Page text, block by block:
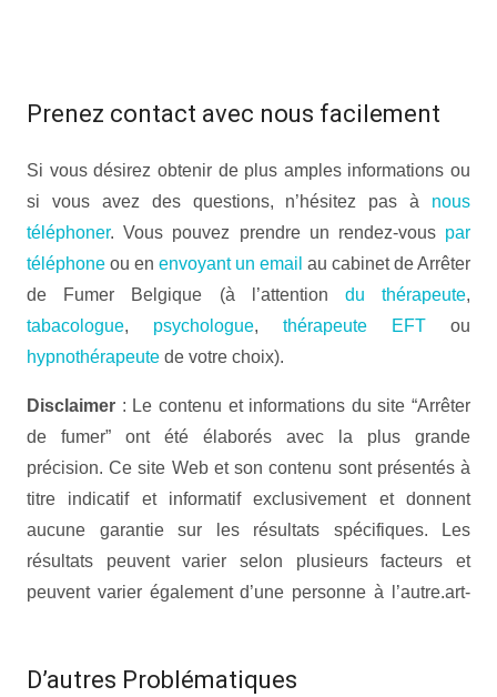
Prenez contact avec nous facilement
Si vous désirez obtenir de plus amples informations ou
si vous avez des questions, n’hésitez pas à nous
téléphoner. Vous pouvez prendre un rendez-vous par
téléphone ou en envoyant un email au cabinet de Arrêter
de Fumer Belgique (à l’attention du thérapeute,
tabacologue, psychologue, thérapeute EFT ou
hypnothérapeute de votre choix).
Disclaimer : Le contenu et informations du site “Arrêter
de fumer” ont été élaborés avec la plus grande
précision. Ce site Web et son contenu sont présentés à
titre indicatif et informatif exclusivement et donnent
aucune garantie sur les résultats spécifiques. Les
résultats peuvent varier selon plusieurs facteurs et
peuvent varier également d’une personne à l’autre.art-
D’autres Problématiques